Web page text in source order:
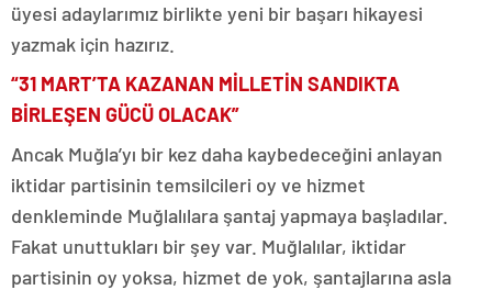
üyesi adaylarımız birlikte yeni bir başarı hikayesi
yazmak için hazırız.
“31 MART’TA KAZANAN MİLLETİN SANDIKTA
BİRLEŞEN GÜCÜ OLACAK”
Ancak Muğla’yı bir kez daha kaybedeceğini anlayan
iktidar partisinin temsilcileri oy ve hizmet
denkleminde Muğlalılara şantaj yapmaya başladılar.
Fakat unuttukları bir şey var. Muğlalılar, iktidar
partisinin oy yoksa, hizmet de yok, şantajlarına asla